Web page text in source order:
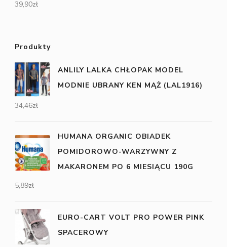
39,90zł
Produkty
ANLILY LALKA CHŁOPAK MODEL
MODNIE UBRANY KEN MĄŻ (LAL1916)
34,46zł
HUMANA ORGANIC OBIADEK
POMIDOROWO-WARZYWNY Z
MAKARONEM PO 6 MIESIĄCU 190G
5,89zł
EURO-CART VOLT PRO POWER PINK
SPACEROWY